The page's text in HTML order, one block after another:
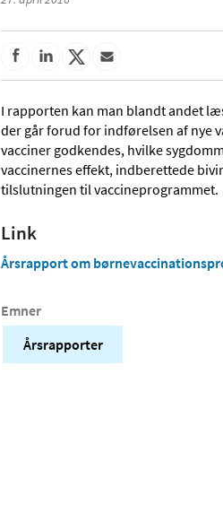
I rapporten kan man blandt andet
der går forud for indførelsen af nye
vacciner godkendes, hvilke
vaccinernes effekt, indberettede
tilslutningen til vaccineprogrammet.
Link
Årsrapport om
Emner
Årsrapporter